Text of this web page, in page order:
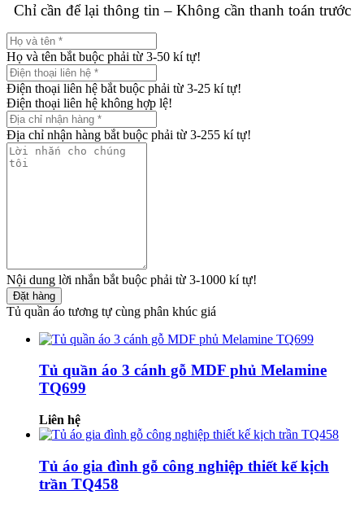
Chỉ cần để lại thông tin – Không cần thanh toán trước
Họ và tên bắt buộc phải từ 3-50 kí tự!
Điện thoại liên hệ bắt buộc phải từ 3-25 kí tự!
Điện thoại liên hệ không hợp lệ!
Địa chỉ nhận hàng bắt buộc phải từ 3-255 kí tự!
Nội dung lời nhắn bắt buộc phải từ 3-1000 kí tự!
Đặt hàng
Tủ quần áo tương tự cùng phân khúc giá
Tủ quần áo 3 cánh gỗ MDF phủ Melamine
TQ699
Liên hệ
Tủ áo gia đình gỗ công nghiệp thiết kế kịch
trần TQ458